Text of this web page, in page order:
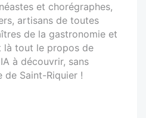
et chorégraphes,
artisans de toutes
de la gastronomie et
là tout le propos de
à découvrir, sans
de Saint-Riquier !